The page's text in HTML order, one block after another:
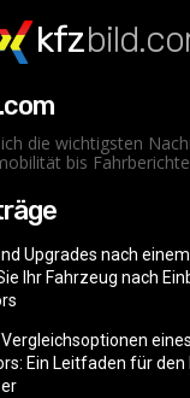
kfz
die wichtigsten
bis
Upgrades nach
Ihr Fahrzeug nach
Ein Leitfaden für den